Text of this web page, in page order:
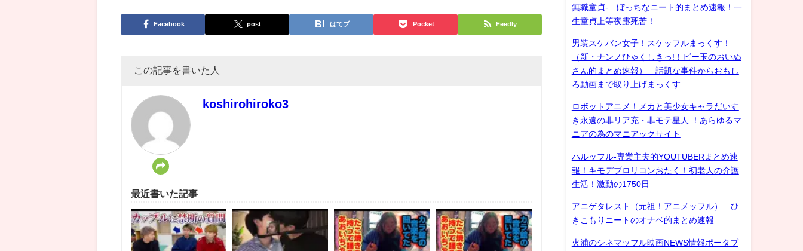
Facebook post はてブ Pocket Feedly
この記事を書いた人
koshirohiroko3
最近書いた記事
無職童貞- ぼっちなニート的まとめ速報！一
生童貞上等夜露死苦！
男装スケバン女子！スケッフルまっくす！
（新・ナンノひゃくしきっ!！ビー玉のおいぬ
さん的まとめ速報） 話題な事件からおもし
ろ動画まで取り上げまっくす
ロボットアニメ！メカと美少女キャラだいす
き永遠の非リア充・非モテ星人 ！あらゆるマ
ニアの為のマニアックサイト
ハルッフル-専業主夫的YOUTUBERまとめ速
報！キモデブロリコンおたく！初老人の介護
生活！激動の1750日
アニゲタレスト（元祖！アニメッフル） ひ
きこもりニートのオナベ的まとめ速報
火浦のシネマッフル映画NEWS情報ポータブ